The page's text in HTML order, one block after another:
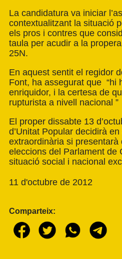
La candidatura va iniciar
contextualitzant la situació
els pros i contres que
taula per acudir a la
25N.
En aquest sentit el regidor
Font, ha assegurat que “hi
enriquidor, i la certesa de
rupturista a nivell nacional ”
El proper dissabte 13
d’Unitat Popular decidirà
extraordinària si presentarà
eleccions del Parlament de
situació social i nacional
11 d'octubre de 2012
Comparteix: